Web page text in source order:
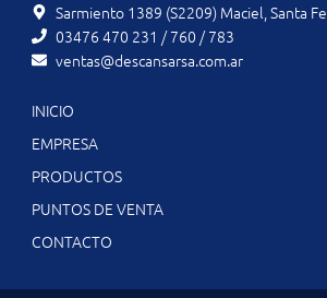
Sarmiento 1389 (S2209) Maciel, Santa Fe
03476 470 231 / 760 / 783
ventas@descansarsa.com.ar
INICIO
EMPRESA
PRODUCTOS
PUNTOS DE VENTA
CONTACTO